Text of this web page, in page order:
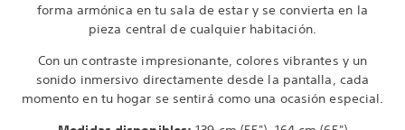
forma armónica en tu sala de estar y se convierta en la
pieza central de cualquier habitación.
Con un contraste impresionante, colores vibrantes y un
sonido inmersivo directamente desde la pantalla, cada
momento en tu hogar se sentirá como una ocasión especial.